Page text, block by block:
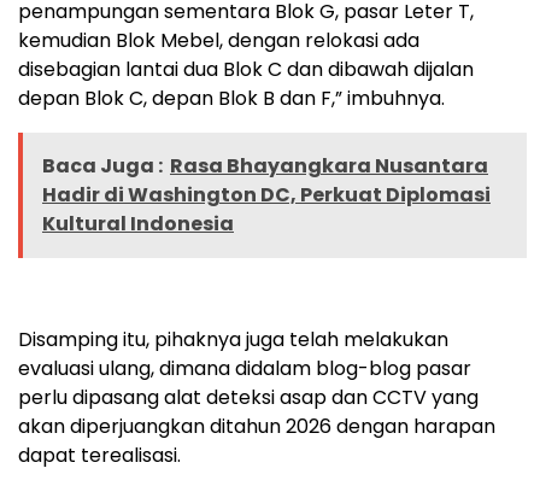
penampungan sementara Blok G, pasar Leter T,
kemudian Blok Mebel, dengan relokasi ada
disebagian lantai dua Blok C dan dibawah dijalan
depan Blok C, depan Blok B dan F,” imbuhnya.
Baca Juga : Rasa Bhayangkara Nusantara
Hadir di Washington DC, Perkuat Diplomasi
Kultural Indonesia
Disamping itu, pihaknya juga telah melakukan
evaluasi ulang, dimana didalam blog-blog pasar
perlu dipasang alat deteksi asap dan CCTV yang
akan diperjuangkan ditahun 2026 dengan harapan
dapat terealisasi.